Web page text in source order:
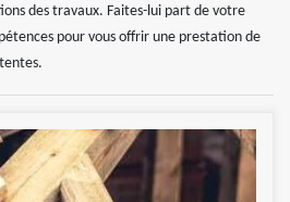
des travaux. Faites-lui part de votre
pour vous offrir une prestation de